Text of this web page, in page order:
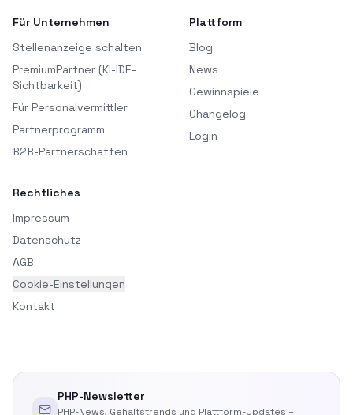
Für Unternehmen
Stellenanzeige schalten
PremiumPartner (KI-IDE-
Sichtbarkeit)
Für Personalvermittler
Partnerprogramm
B2B-Partnerschaften
Plattform
Blog
News
Gewinnspiele
Changelog
Login
Rechtliches
Impressum
Datenschutz
AGB
Cookie-Einstellungen
Kontakt
PHP-Newsletter
PHP-News, Gehaltstrends und Plattform-Updates –